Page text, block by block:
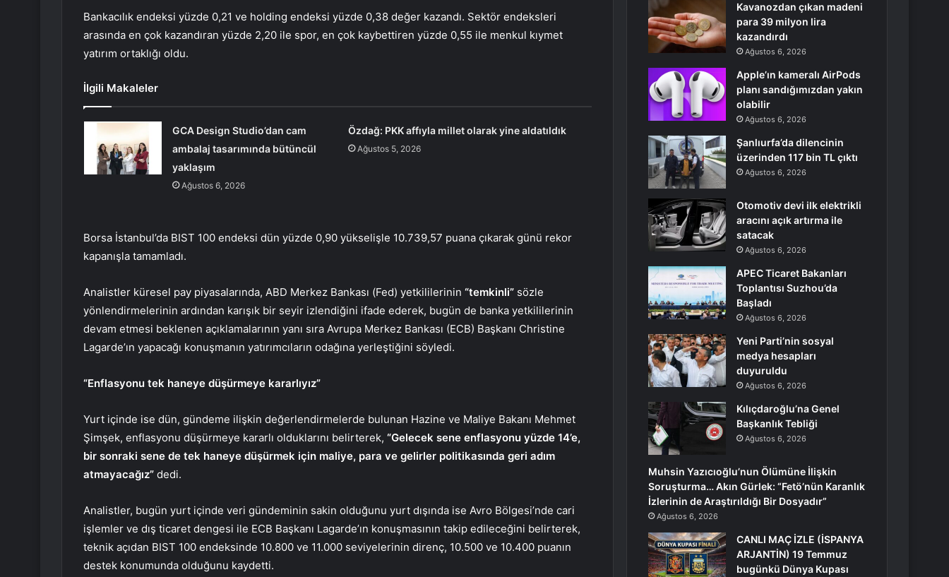
Bankacılık endeksi yüzde 0,21 ve holding endeksi yüzde 0,38 değer kazandı. Sektör endeksleri
arasında en çok kazandıran yüzde 2,20 ile spor, en çok kaybettiren yüzde 0,55 ile menkul kıymet
yatırım ortaklığı oldu.
İlgili Makaleler
GCA Design Studio’dan cam
ambalaj tasarımında bütüncül
yaklaşım
Ağustos 6, 2026
Özdağ: PKK affıyla millet olarak yine aldatıldık
Ağustos 5, 2026
Borsa İstanbul’da BIST 100 endeksi dün yüzde 0,90 yükselişle 10.739,57 puana çıkarak günü rekor
kapanışla tamamladı.
Analistler küresel pay piyasalarında, ABD Merkez Bankası (Fed) yetkililerinin “temkinli” sözle
yönlendirmelerinin ardından karışık bir seyir izlendiğini ifade ederek, bugün de banka yetkililerinin
devam etmesi beklenen açıklamalarının yanı sıra Avrupa Merkez Bankası (ECB) Başkanı Christine
Lagarde’ın yapacağı konuşmanın yatırımcıların odağına yerleştiğini söyledi.
“Enflasyonu tek haneye düşürmeye kararlıyız”
Yurt içinde ise dün, gündeme ilişkin değerlendirmelerde bulunan Hazine ve Maliye Bakanı Mehmet
Şimşek, enflasyonu düşürmeye kararlı olduklarını belirterek, “Gelecek sene enflasyonu yüzde 14’e,
bir sonraki sene de tek haneye düşürmek için maliye, para ve gelirler politikasında geri adım
atmayacağız” dedi.
Analistler, bugün yurt içinde veri gündeminin sakin olduğunu yurt dışında ise Avro Bölgesi’nde cari
işlemler ve dış ticaret dengesi ile ECB Başkanı Lagarde’ın konuşmasının takip edileceğini belirterek,
teknik açıdan BIST 100 endeksinde 10.800 ve 11.000 seviyelerinin direnç, 10.500 ve 10.400 puanın
destek konumunda olduğunu kaydetti.
Kavanozdan çıkan madeni
para 39 milyon lira
kazandırdı
Ağustos 6, 2026
Apple’ın kameralı AirPods
planı sandığımızdan yakın
olabilir
Ağustos 6, 2026
Şanlıurfa’da dilencinin
üzerinden 117 bin TL çıktı
Ağustos 6, 2026
Otomotiv devi ilk elektrikli
aracını açık artırma ile
satacak
Ağustos 6, 2026
APEC Ticaret Bakanları
Toplantısı Suzhou’da
Başladı
Ağustos 6, 2026
Yeni Parti’nin sosyal
medya hesapları
duyuruldu
Ağustos 6, 2026
Kılıçdaroğlu’na Genel
Başkanlık Tebliği
Ağustos 6, 2026
Muhsin Yazıcıoğlu’nun Ölümüne İlişkin
Soruşturma… Akın Gürlek: “Fetö’nün Karanlık
İzlerinin de Araştırıldığı Bir Dosyadır”
Ağustos 6, 2026
CANLI MAÇ İZLE (İSPANYA
ARJANTİN) 19 Temmuz
bugünkü Dünya Kupası